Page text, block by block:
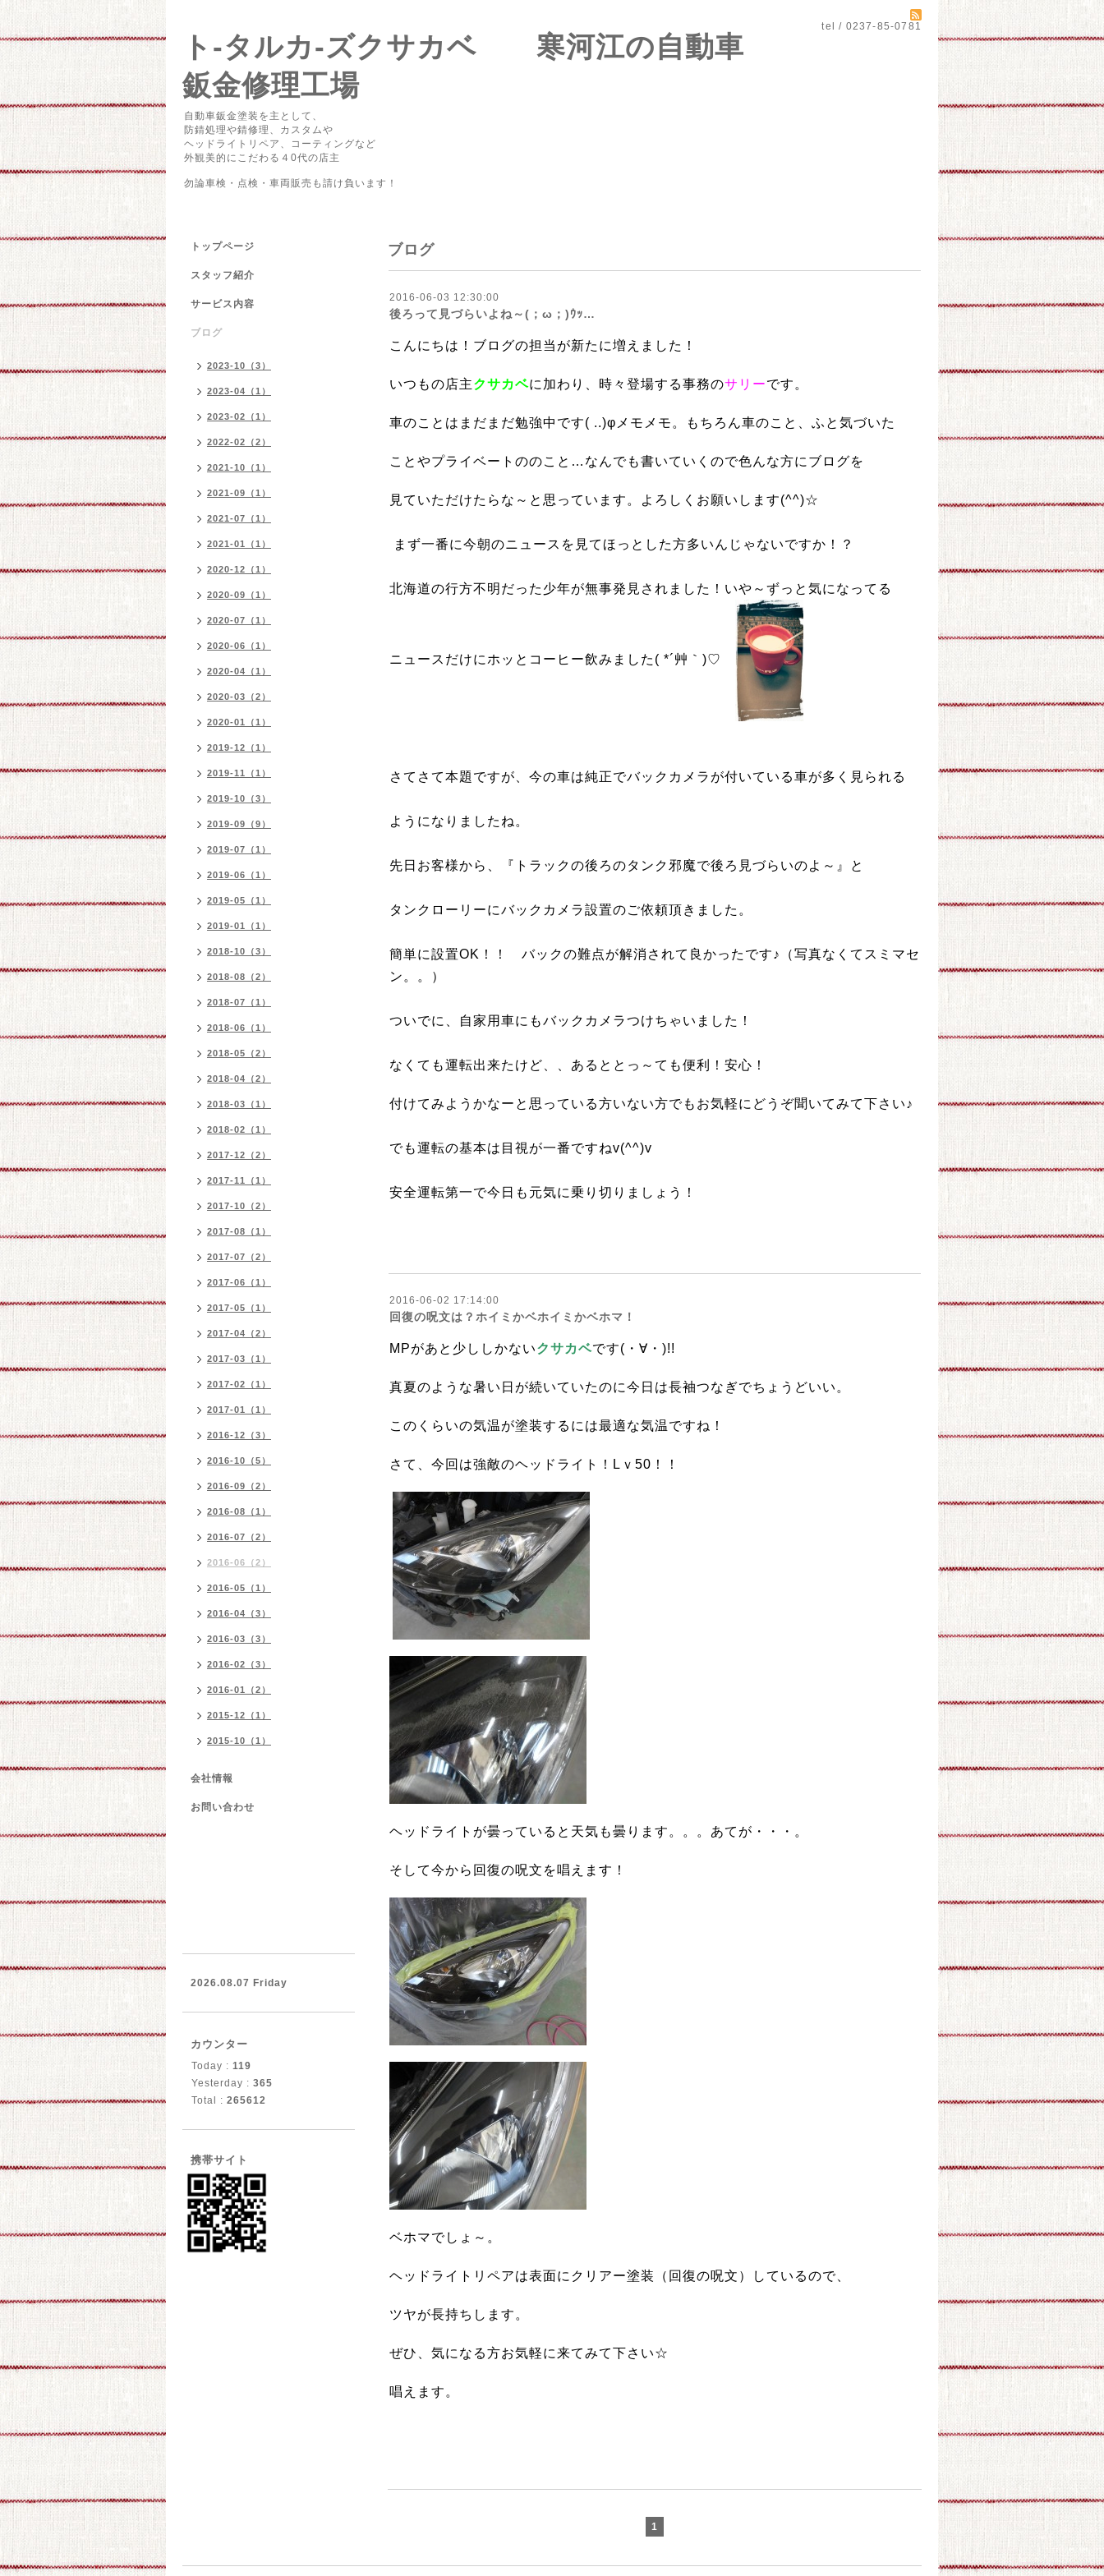
tel / 0237-85-0781
ト-タルカ-ズクサカベ 寒河江の自動車
鈑金修理工場
自動車鈑金塗装を主として、
防錆処理や錆修理、カスタムや
ヘッドライトリペア、コーティングなど
外観美的にこだわる４0代の店主
勿論車検・点検・車両販売も請け負います！
ブログ
2016-06-03 12:30:00
後ろって見づらいよね～(；ω；)ｳｯ…
こんにちは！ブログの担当が新たに増えました！
いつもの店主クサカベに加わり、時々登場する事務のサリーです。
車のことはまだまだ勉強中です( ..)φメモメモ。もちろん車のこと、ふと気づいた
こと やプライベートののこと…なんでも書いていくので色んな方にブログを
見ていただけたらな～ と思っています。よろしくお願いします(^^)☆
まず一番に今朝のニュースを見てほっとした方多いんじゃないですか！？
北海道の行方不明だった少年が無事発見されました！いや～ずっと気になってる
ニュースだけにホッとコーヒー飲みました( *´艸｀)♡
さてさて本題ですが、今の車は純正でバックカメラが付いている車が多く見られる
ようになりましたね。
先日お客様から、『トラックの後ろのタンク邪魔で後ろ見づらいのよ～』と
タンクローリーにバックカメラ設置のご依頼頂きました。
簡単に設置OK！！ バックの難点が解消されて良かったです♪（写真なくてスミマセ
ン。。）
ついでに、自家用車にもバックカメラつけちゃいました！
なくても運転出来たけど、、あるととっ～ても便利！安心！
付けてみようかなーと思っている方いない方でもお気軽にどうぞ聞いてみて下さい♪
でも運転の基本は目視が一番ですねv(^^)v
安全運転第一で今日も元気に乗り切りましょう！
2016-06-02 17:14:00
回復の呪文は？ホイミかベホイミかベホマ！
MPがあと少ししかないクサカベです(・∀・)!!
真夏のような暑い日が続いていたのに今日は長袖つなぎでちょうどいい。
このくらいの気温が塗装するには最適な気温ですね！
さて、今回は強敵のヘッドライト！Lｖ50！！
ヘッドライトが曇っていると天気も曇ります。。。あてが・・・。
そして今から回復の呪文を唱えます！
ベホマでしょ～。
ヘッドライトリペアは表面にクリアー塗装（回復の呪文）しているので、
ツヤが長持ちします。
ぜひ、気になる方お気軽に来てみて下さい☆
唱えます。
1
トップページ
スタッフ紹介
サービス内容
ブログ
2023-10（3）
2023-04（1）
2023-02（1）
2022-02（2）
2021-10（1）
2021-09（1）
2021-07（1）
2021-01（1）
2020-12（1）
2020-09（1）
2020-07（1）
2020-06（1）
2020-04（1）
2020-03（2）
2020-01（1）
2019-12（1）
2019-11（1）
2019-10（3）
2019-09（9）
2019-07（1）
2019-06（1）
2019-05（1）
2019-01（1）
2018-10（3）
2018-08（2）
2018-07（1）
2018-06（1）
2018-05（2）
2018-04（2）
2018-03（1）
2018-02（1）
2017-12（2）
2017-11（1）
2017-10（2）
2017-08（1）
2017-07（2）
2017-06（1）
2017-05（1）
2017-04（2）
2017-03（1）
2017-02（1）
2017-01（1）
2016-12（3）
2016-10（5）
2016-09（2）
2016-08（1）
2016-07（2）
2016-06（2）
2016-05（1）
2016-04（3）
2016-03（3）
2016-02（3）
2016-01（2）
2015-12（1）
2015-10（1）
会社情報
お問い合わせ
2026.08.07 Friday
カウンター
Today : 119
Yesterday : 365
Total : 265612
携帯サイト